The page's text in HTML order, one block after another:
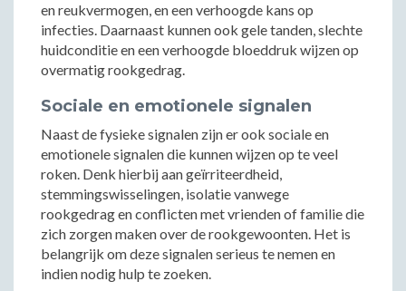
en reukvermogen, en een verhoogde kans op
infecties. Daarnaast kunnen ook gele tanden, slechte
huidconditie en een verhoogde bloeddruk wijzen op
overmatig rookgedrag.
Sociale en emotionele signalen
Naast de fysieke signalen zijn er ook sociale en
emotionele signalen die kunnen wijzen op te veel
roken. Denk hierbij aan geïrriteerdheid,
stemmingswisselingen, isolatie vanwege
rookgedrag en conflicten met vrienden of familie die
zich zorgen maken over de rookgewoonten. Het is
belangrijk om deze signalen serieus te nemen en
indien nodig hulp te zoeken.